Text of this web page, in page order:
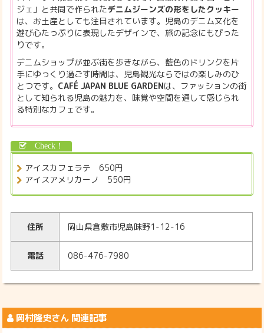
ジェ」と共同で作られたデニムジーンズの形をしたクッキー
は、お土産としても注目されています。児島のデニム文化を
遊び心たっぷりに表現したデザインで、旅の記念にもぴった
りです。
デニムショップが並ぶ街を歩きながら、藍色のドリンクを片
手にゆっくり過ごす時間は、児島観光ならではの楽しみのひ
とつです。 CAFÉ JAPAN BLUE GARDENは、ファッションの街
として知られる児島の魅力を、味覚や空間を通して感じられ
る特別なカフェです。
アイスカフェラテ 650円
アイスアメリカーノ 550円
住所 岡山県倉敷市児島味野1-12-16
電話 086-476-7980
岡村隆史さん 関連記事